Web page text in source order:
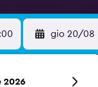
gio 20/08
2026